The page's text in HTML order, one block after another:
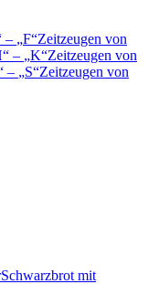
– F Zeitzeugen von
– K Zeitzeugen von
– S Zeitzeugen von
Schwarzbrot mit